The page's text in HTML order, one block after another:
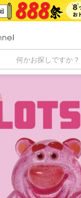
何かお探しですか？